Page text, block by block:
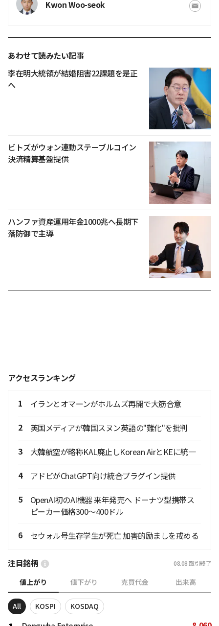
Kwon Woo-seok
あわせて読みたい記事
李在明大統領が結婚阻害22課題を是正
へ
ビトズがウォン連動ステーブルコイン
決済精算基盤提供
ハンファ資産運用年金1000兆へ長期下
落防御で主導
アクセスランキング
1 イランとオマーンがホルムズ再開で大筋合意
2 英国メディアが韓国スヌン英語の"難化"を批判
3 大韓航空が略称KAL廃止しKorean AirとKEに統一
4 アドビがChatGPT向け統合プラグイン提供
5
OpenAI初のAI機器 来年発売へ ドーナツ型携帯ス
ピーカー価格300〜400ドル
6 セウォル号生存学生が死亡 加害的励ましを戒める
注目銘柄 08.08 取引終了
値上がり 値下がり 売買代金 出来高
All KOSPI KOSDAQ